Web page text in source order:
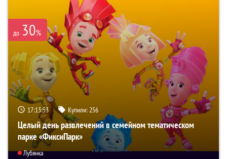
до 30%
17:13:52 Купили:256
Целый день развлечений в семейном тематическом
парке «ФиксиПарк»
Лубянка